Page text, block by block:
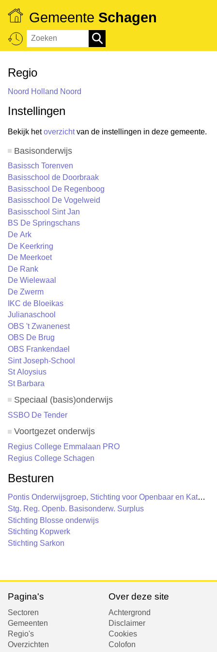
Gemeente Schagen
Regio
Noord Holland Noord
Instellingen
Bekijk hetoverzichtvan de instellingen in deze gemeente.
Basisonderwijs
Basissch Torenven
Basisschool de Doorbraak
Basisschool De Regenboog
Basisschool De Vogelweid
Basisschool Sint Jan
BS De Springschans
De Ark
De Keerkring
De Meerkoet
De Rank
De Wielewaal
De Zwerm
IKC de Bloeikas
Julianaschool
OBS 't Zwanenest
OBS De Brug
OBS Frankendael
Sint Joseph-School
St Aloysius
St Barbara
Speciaal (basis)onderwijs
SSBO De Tender
Voortgezet onderwijs
Regius College Emmalaan PRO
Regius College Schagen
Besturen
Pontis Onderwijsgroep, Stichting voor Openbaar en Katholiek Onderwijs
Stg. Reg. Openb. Basisonderw. Surplus
Stichting Blosse onderwijs
Stichting Kopwerk
Stichting Sarkon
Pagina's
Sectoren
Gemeenten
Regio's
Overzichten
Over deze site
Achtergrond
Disclaimer
Cookies
Colofon